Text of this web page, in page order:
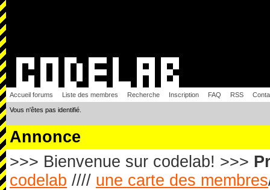
Accueil forums Liste des membres Recherche Inscription FAQ RSS
Vous n'êtes pas identifié.
Annonce
>>> Bienvenue sur codelab! >>>
codelab //// une carte des membres